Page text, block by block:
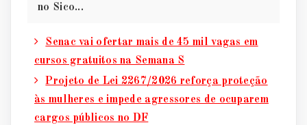
no Sico...
Senac vai ofertar mais de 45 mil vagas em
cursos gratuitos na Semana S
Projeto de Lei 2267/2026 reforça proteção
às mulheres e impede agressores de ocuparem
cargos públicos no DF